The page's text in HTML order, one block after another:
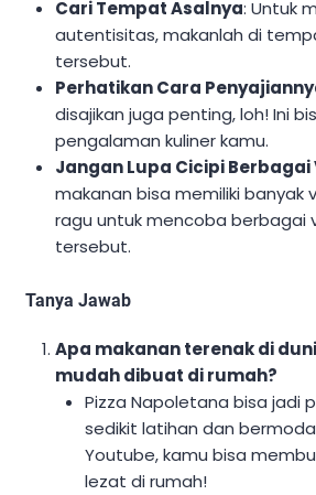
Cari Tempat Asalnya: Untuk
autentisitas, makanlah di
tersebut.
Perhatikan Cara
disajikan juga penting, loh! Ini
pengalaman kuliner kamu.
Jangan Lupa Cicipi Berbagai
makanan bisa memiliki banyak
ragu untuk mencoba berbagai
tersebut.
Tanya Jawab
Apa makanan terenak di
mudah dibuat di rumah?
Pizza Napoletana bisa jadi
sedikit latihan dan
Youtube, kamu bisa
lezat di rumah!